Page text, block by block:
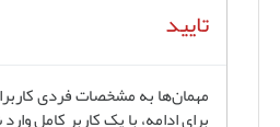
تایید
مهمان‌ها به مشخصات فردی
برای ادامه، با یک کاربر کامل